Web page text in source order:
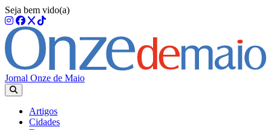
Seja bem vido(a)
Jornal Onze de Maio
Artigos
Cidades